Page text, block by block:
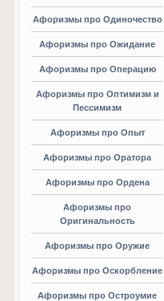
Афоризмы про Одиночество
Афоризмы про Ожидание
Афоризмы про Операцию
Афоризмы про Оптимизм и
Пессимизм
Афоризмы про Опыт
Афоризмы про Оратора
Афоризмы про Ордена
Афоризмы про
Оригинальность
Афоризмы про Оружие
Афоризмы про Оскорбление
Афоризмы про Остроумие